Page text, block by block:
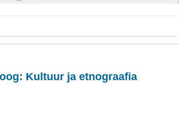
Kultuur ja etnograafia